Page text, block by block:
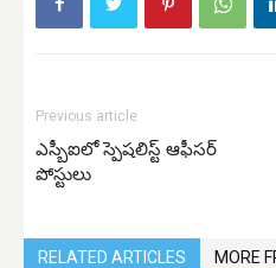
Previous article
ఎస్బీఐలో స్పెషలిస్ట్ ఆఫీసర్
పోస్టులు
RELATED ARTICLES MORE